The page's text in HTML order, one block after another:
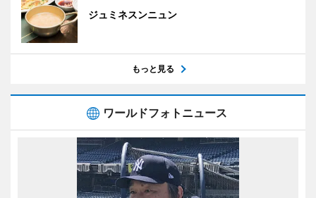
ジュミネスンニュン
もっと見る
ワールドフォトニュース